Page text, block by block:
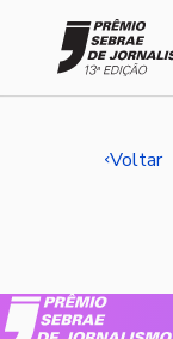
Voltar